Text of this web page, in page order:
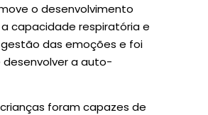
o desenvolvimento
capacidade respiratória e
das emoções e foi
desenvolver a auto-
foram capazes de